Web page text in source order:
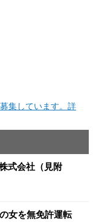
集しています。詳
式会社（見附
女を無免許運転